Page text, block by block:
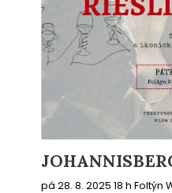
pá 28. 8. 2025 18 h Foltýn